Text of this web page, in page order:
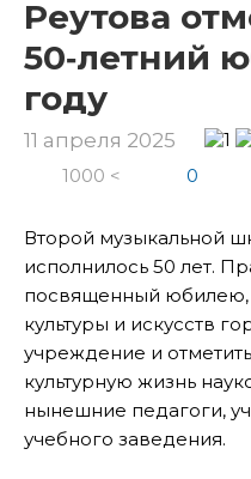
Реутова
50‑летний
году
11 апреля 2025
1000 < 0
Второй музыкальной
исполнилось 50 лет.
посвященный юбилею,
культуры и искусств
учреждение и
культурную жизнь
нынешние педагоги,
учебного заведения.